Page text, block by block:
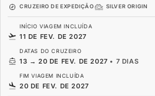
CRUZEIRO DE EXPEDIÇÃO SILVER ORIGIN
INÍCIO VIAGEM INCLUÍDA
11 DE FEV. DE 2027
DATAS DO CRUZEIRO
13 → 20 DE FEV. DE 2027 • 7 DIAS
FIM VIAGEM INCLUÍDA
20 DE FEV. DE 2027